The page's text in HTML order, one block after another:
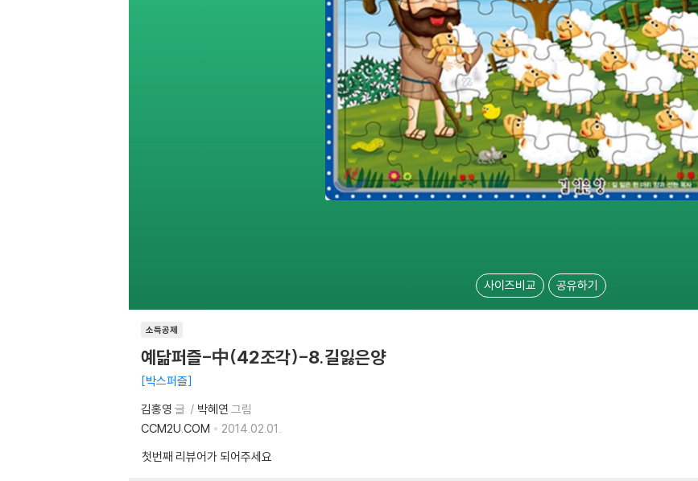
사이즈비교 공유하기
소득공제
예닮퍼즐-中(42조각)-8.길잃은양
박스퍼즐
김홍영 글 박혜연 그림
CCM2U.COM
2014.02.01.
첫번째 리뷰어가 되어주세요